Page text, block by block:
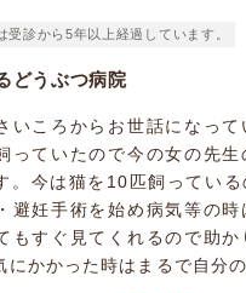
受診から5年以上経過しています。
どうぶつ病院
いころからお世話になって
っていたので今の女の先生
。今は猫を10匹飼ってい
避妊手術を始め病気等の
もすぐ見てくれるので助
にかかった時はまるで自分の